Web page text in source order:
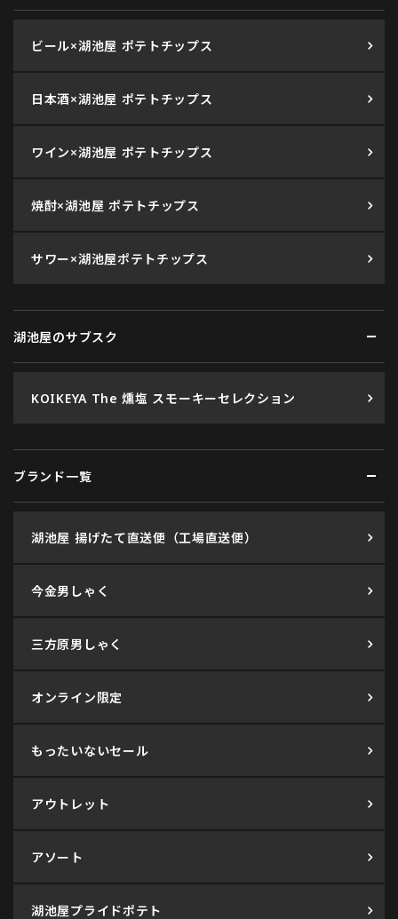
ビール×湖池屋 ポテトチップス
日本酒×湖池屋 ポテトチップス
ワイン×湖池屋 ポテトチップス
焼酎×湖池屋 ポテトチップス
サワー×湖池屋ポテトチップス
湖池屋のサブスク
KOIKEYA The 燻塩 スモーキーセレクション
ブランド一覧
湖池屋 揚げたて直送便（工場直送便）
今金男しゃく
三方原男しゃく
オンライン限定
もったいないセール
アウトレット
アソート
湖池屋プライドポテト